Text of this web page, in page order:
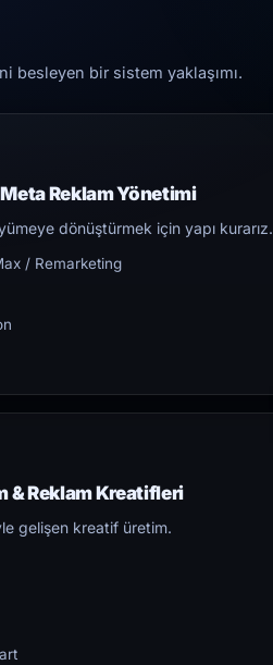
besleyen bir sistem yaklaşımı.
Reklam Yönetimi
dönüştürmek için yapı kurarız.
/ Remarketing
& Reklam Kreatifleri
gelişen kreatif üretim.